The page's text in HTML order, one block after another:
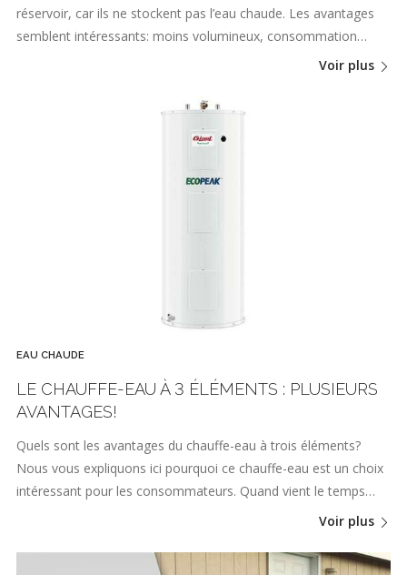
réservoir, car ils ne stockent pas l’eau chaude. Les avantages
semblent intéressants: moins volumineux, consommation…
Voir plus
EAU CHAUDE
LE CHAUFFE-EAU À 3 ÉLÉMENTS : PLUSIEURS
AVANTAGES!
Quels sont les avantages du chauffe-eau à trois éléments?
Nous vous expliquons ici pourquoi ce chauffe-eau est un choix
intéressant pour les consommateurs. Quand vient le temps…
Voir plus